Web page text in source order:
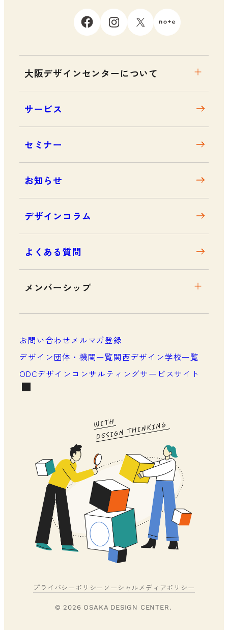
大阪デザインセンターについて
デザイン経営とは
サービス
セミナー
お知らせ
デザインコラム
よくある質問
メンバーシップ
メンバーシップについて
お問い合わせメルマガ登録
デザイン団体・機関一覧関西デザイン学校一覧
ODCデザインコンサルティングサービスサイト
プライバシーポリシー ソーシャルメディアポリシー
© 2026 OSAKA DESIGN CENTER.